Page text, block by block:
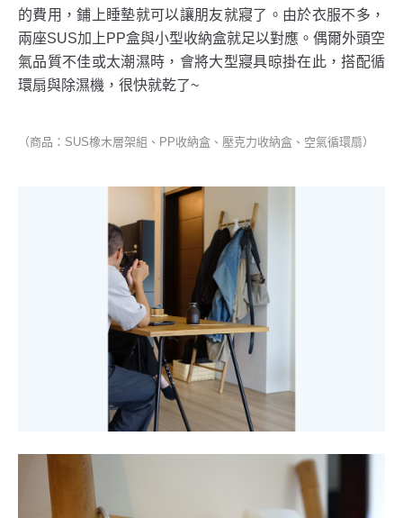
的費用，鋪上睡墊就可以讓朋友就寢了。由於衣服不多，
兩座SUS加上PP盒與小型收納盒就足以對應。偶爾外頭空
氣品質不佳或太潮濕時，會將大型寢具晾掛在此，搭配循
環扇與除濕機，很快就乾了~
（商品：SUS橡木層架組、PP收納盒、壓克力收納盒、空氣循環扇）